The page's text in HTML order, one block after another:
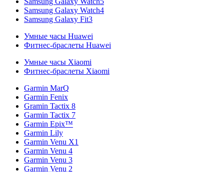
Samsung Galaxy Watch4
Samsung Galaxy Fit3
Умные часы Huawei
Фитнес-браслеты Huawei
Умные часы Xiaomi
Фитнес-браслеты Xiaomi
Garmin MarQ
Garmin Fenix
Gramin Tactix 8
Garmin Tactix 7
Garmin Epix™
Garmin Lily
Garmin Venu X1
Garmin Venu 4
Garmin Venu 3
Garmin Venu 2